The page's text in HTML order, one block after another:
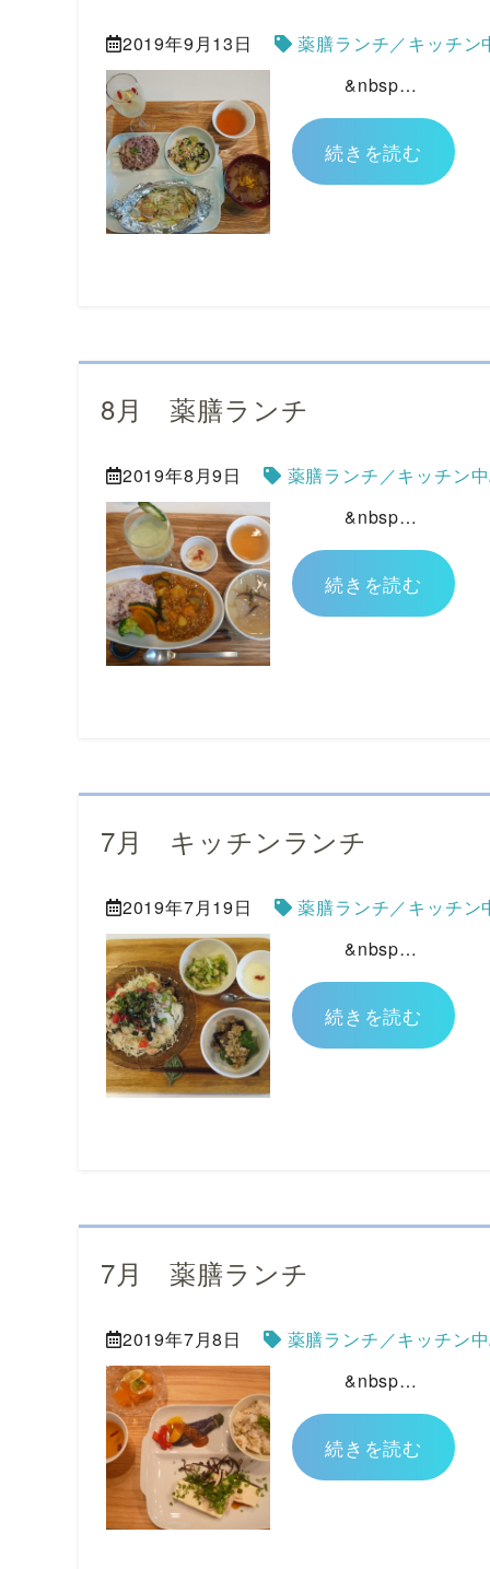
2019年9月13日
薬膳ランチ／キッチン
&nbsp…
続きを読む
8月 薬膳ランチ
2019年8月9日
薬膳ランチ／キッチン
&nbsp…
続きを読む
7月 キッチンランチ
2019年7月19日
薬膳ランチ／キッチン
&nbsp…
続きを読む
7月 薬膳ランチ
2019年7月8日
薬膳ランチ／キッチン
&nbsp…
続きを読む